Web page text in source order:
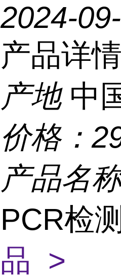
2024-
产品详情
产地 中
价格：
产品名
PCR检
品 >